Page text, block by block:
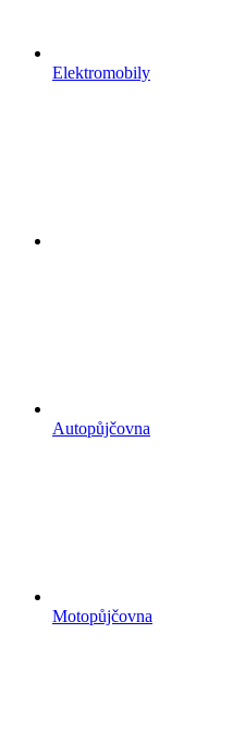
Elektromobily
Autopůjčovna
Motopůjčovna